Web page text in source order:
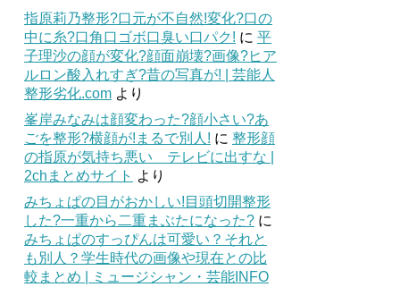
指原莉乃整形?口元が不自然!変化?口の
中に糸?口角口ゴボ口臭い口パク! に 平
子理沙の顔が変化?顔面崩壊?画像?ヒア
ルロン酸入れすぎ?昔の写真が! | 芸能人
整形劣化.com より
峯岸みなみは顔変わった?顔小さい?あ
ごを整形?横顔が!まるで別人! に 整形顔
の指原が気持ち悪い テレビに出すな |
2chまとめサイト より
みちょぱの目がおかしい!目頭切開整形
した?一重から二重まぶたになった? に
みちょぱのすっぴんは可愛い？それと
も別人？学生時代の画像や現在との比
較まとめ | ミュージシャン・芸能INFO